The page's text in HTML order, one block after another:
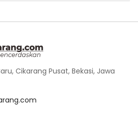
Cikarang Pusat, Bekasi, Jawa